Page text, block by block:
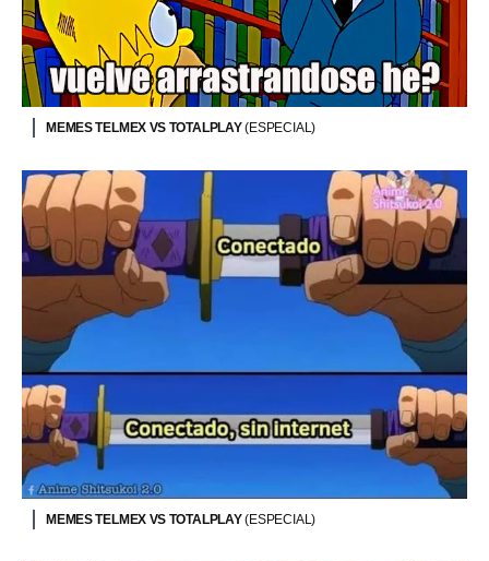
MEMES TELMEX VS TOTALPLAY(ESPECIAL)
MEMES TELMEX VS TOTALPLAY(ESPECIAL)